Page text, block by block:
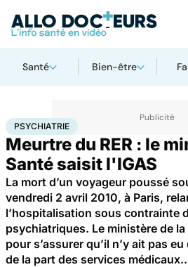
Santé Bien-être
AccueilBien-être Psychiatrie
PSYCHIATRIE
Meurtre du RER : le
Santé saisit l'IGAS
La mort d’un voyageur poussé
vendredi 2 avril 2010, à Paris,
l’hospitalisation sous contrainte
psychiatriques. Le ministère de la
pour s’assurer qu’il n’y ait pas
de la part des services